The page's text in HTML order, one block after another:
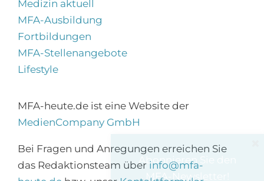
Medizin aktuell
MFA-Ausbildung
Fortbildungen
MFA-Stellenangebote
Lifestyle
MFA-heute.de ist eine Website der
MedienCompany GmbH
Bei Fragen und Anregungen erreichen Sie
das Redaktionsteam über info@mfa-
Abonnieren Sie den
MFA-Newsletter!